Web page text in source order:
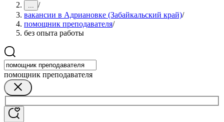
... /
вакансии в Адриановке (Забайкальский край)/
помощник преподавателя/
без опыта работы
помощник преподавателя